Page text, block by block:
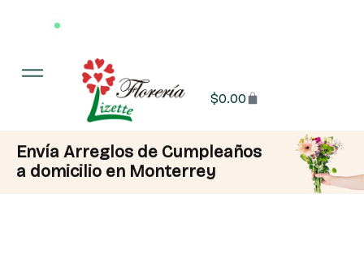
Entrega en 3 hrs o menos
$0.00
Envía Arreglos de Cumpleaños
a domicilio en Monterrey